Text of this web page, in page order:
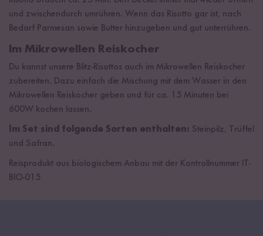
und zwischendurch umrühren. Wenn das Risotto gar ist, nach
Bedarf Parmesan sowie Butter hinzugeben und gut unterrühren.
Im Mikrowellen Reiskocher
Du kannst unsere Blitz-Risottos auch im Mikrowellen Reiskocher
zubereiten. Dazu einfach die Mischung mit dem Wasser in den
Mikrowellen Reiskocher geben und für ca. 15 Minuten bei
600W kochen lassen.
Im Set sind folgende Sorten enthalten: Steinpilz, Trüffel
und Safran.
Reisprodukt aus biologischem Anbau mit der Kontrollnummer IT-
BIO-015